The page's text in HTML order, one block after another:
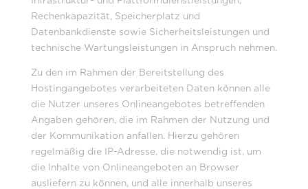
Rechenkapazität, Speicherplatz und
Datenbankdienste sowie Sicherheitsleistungen und
technische Wartungsleistungen in Anspruch nehmen.
Zu den im Rahmen der Bereitstellung des
Hostingangebotes verarbeiteten Daten können alle
die Nutzer unseres Onlineangebotes betreffenden
Angaben gehören, die im Rahmen der Nutzung und
der Kommunikation anfallen. Hierzu gehören
regelmäßig die IP-Adresse, die notwendig ist, um
die Inhalte von Onlineangeboten an Browser
ausliefern zu können, und alle innerhalb unseres